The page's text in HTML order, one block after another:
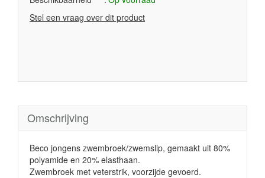
Stel een vraag over dit product
Omschrijving
Beco jongens zwembroek/zwemslip, gemaakt uit 80%
polyamide en 20% elasthaan.
Zwembroek met veterstrik, voorzijde gevoerd.